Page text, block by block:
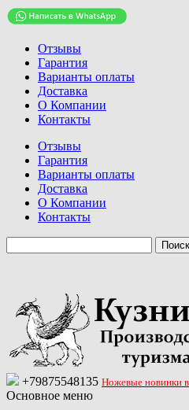
Отзывы
Гарантия
Варианты оплаты
Доставка
О Компании
Контакты
Отзывы
Гарантия
Варианты оплаты
Доставка
О Компании
Контакты
+79875548135 Ножевые новинки
Основное меню